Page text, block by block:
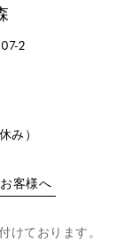
2
み）
客様へ
けております。